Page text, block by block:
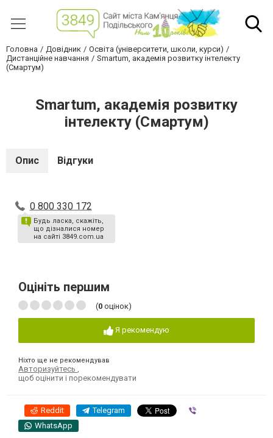
Головна Довідник
Освіта (університети, школи, курси)
Дистанційне навчання
Smartum, академія розвитку інтелекту
(Смартум)
Smartum, академія розвитку
інтелекту (Смартум)
Опис Відгуки
0 800 330 172
Будь ласка, скажіть,
що дізналися номер
на сайті 3849.com.ua
Оцініть першим
(0 оцінок)
Я рекомендую
Ніхто ще не рекомендував
Авторизуйтесь
щоб оцінити і порекомендувати
Reddit Telegram
WhatsApp